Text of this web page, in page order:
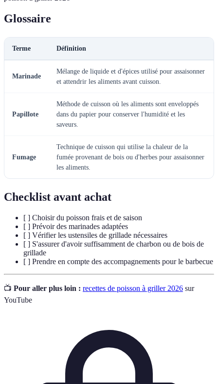
Glossaire
Terme Définition
Marinade
Mélange de liquide et d'épices utilisé pour assaisonner
et attendrir les aliments avant cuisson.
Papillote
Méthode de cuisson où les aliments sont enveloppés
dans du papier pour conserver l'humidité et les
saveurs.
Fumage
Technique de cuisson qui utilise la chaleur de la
fumée provenant de bois ou d'herbes pour assaisonner
les aliments.
Checklist avant achat
[ ] Choisir du poisson frais et de saison
[ ] Prévoir des marinades adaptées
[ ] Vérifier les ustensiles de grillade nécessaires
[ ] S'assurer d'avoir suffisamment de charbon ou de bois de
grillade
[ ] Prendre en compte des accompagnements pour le barbecue
📺 Pour aller plus loin : recettes de poisson à griller 2026 sur
YouTube